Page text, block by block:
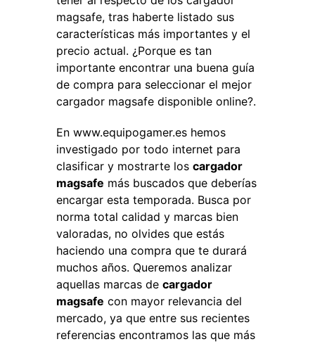
magsafe, tras haberte listado sus
características más importantes y el
precio actual. ¿Porque es tan
importante encontrar una buena guía
de compra para seleccionar el mejor
cargador magsafe disponible online?.
En www.equipogamer.es hemos
investigado por todo internet para
clasificar y mostrarte los cargador
magsafe más buscados que deberías
encargar esta temporada. Busca por
norma total calidad y marcas bien
valoradas, no olvides que estás
haciendo una compra que te durará
muchos años. Queremos analizar
aquellas marcas de cargador
magsafe con mayor relevancia del
mercado, ya que entre sus recientes
referencias encontramos las que más